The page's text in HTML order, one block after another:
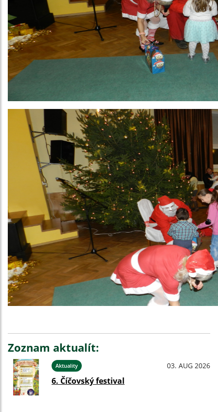
Zoznam aktualít:
Aktuality 03. AUG 2026
6. Číčovský festival